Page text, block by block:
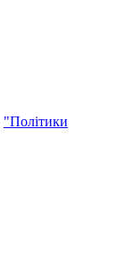
"Політики